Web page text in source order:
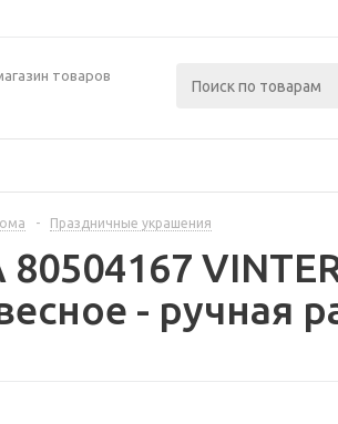
товаров
- Праздничные украшения
80504167
- ручная